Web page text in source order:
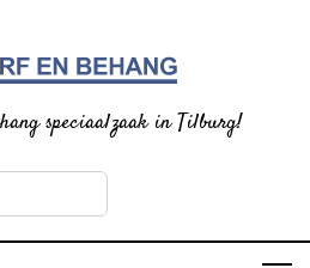
speciaalzaak in Tilburg!